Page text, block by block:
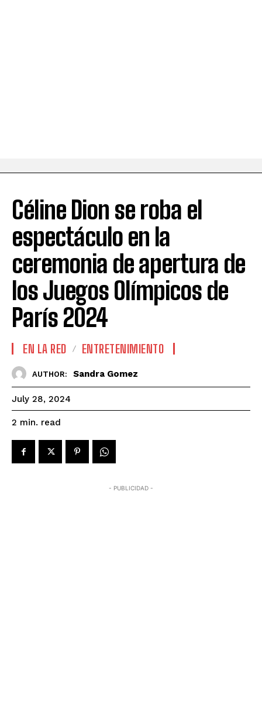
Céline Dion se roba el
espectáculo en la
ceremonia de apertura de
los Juegos Olímpicos de
París 2024
EN LA RED ENTRETENIMIENTO
AUTHOR: Sandra Gomez
July 28, 2024
2 min. read
- PUBLICIDAD -